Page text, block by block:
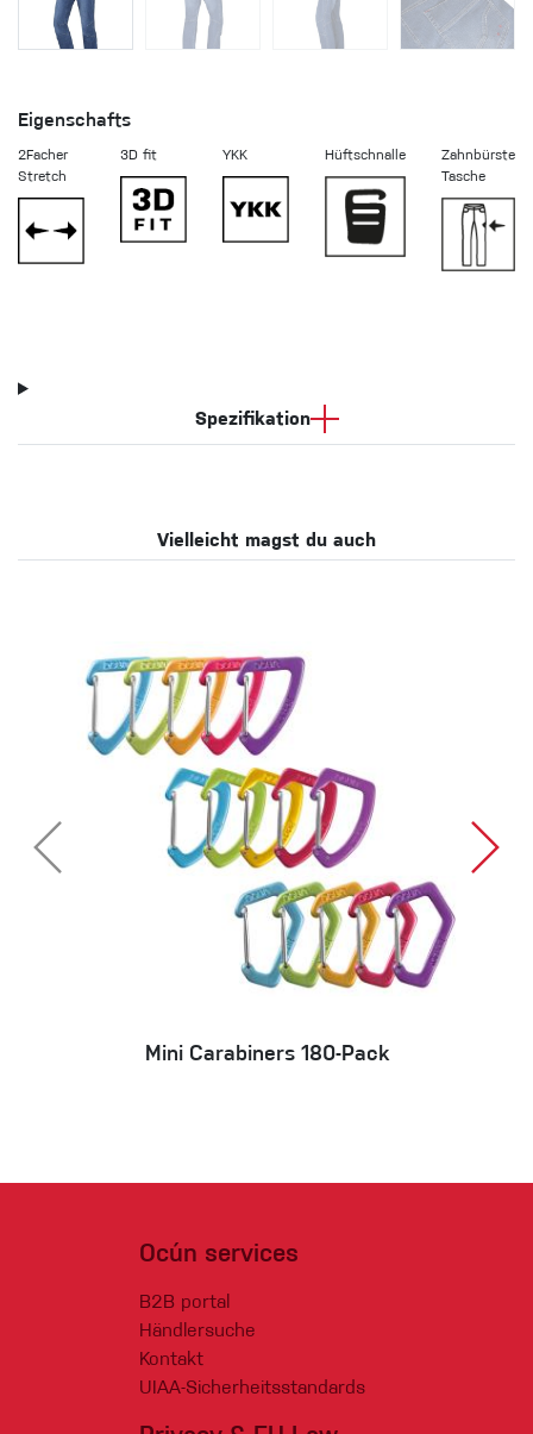
Eigenschafts
2Facher
Stretch
3D fit YKK Hüftschnalle
Zahnbürste
Tasche
Spezifikation
Vielleicht magst du auch
Mini Carabiners 180-Pack
Ocún services
B2B portal
Händlersuche
Kontakt
UIAA-Sicherheitsstandards